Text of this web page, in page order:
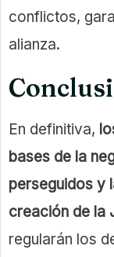
conflictos,
alianza.
En definitiva,
bases de la
perseguidos y
creación de la
regularán los